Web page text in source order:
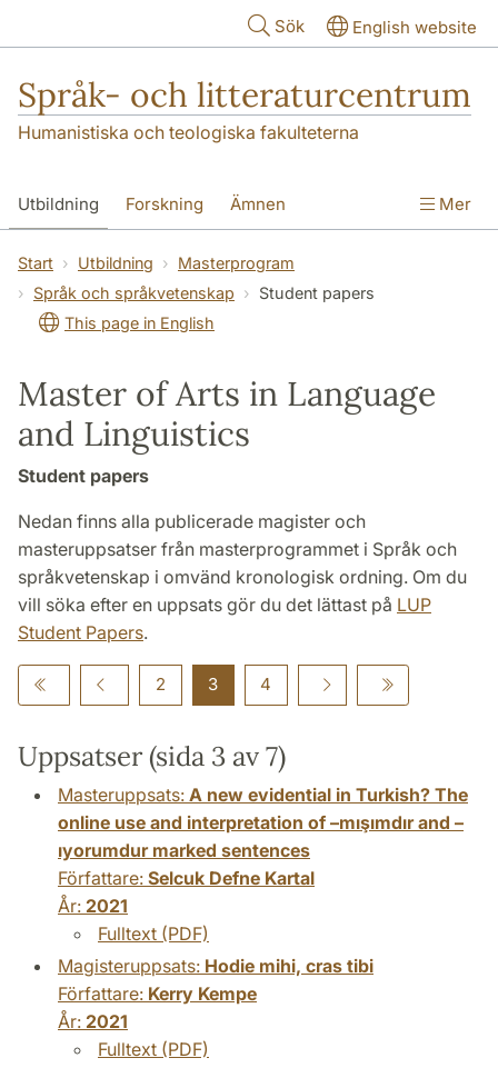
Sök English website
Språk- och litteraturcentrum
Humanistiska och teologiska fakulteterna
Utbildning Forskning Ämnen
SOL-husen Kontakt
översättning till svenska
Mer
Start Utbildning
Masterprogram
Språk och språkvetenskap
Student papers
This page in English
Master of Arts in Language
and Linguistics
Student papers
Nedan finns alla publicerade magister och
masteruppsatser från masterprogrammet i Språk och
språkvetenskap i omvänd kronologisk ordning. Om du
vill söka efter en uppsats gör du det lättast på LUP
Student Papers.
2 3 4
Uppsatser (sida 3 av 7)
Masteruppsats: A new evidential in Turkish? The
online use and interpretation of –mışımdır and –
ıyorumdur marked sentences
Författare: Selcuk Defne Kartal
År: 2021
Fulltext (PDF)
Magisteruppsats: Hodie mihi, cras tibi
Författare: Kerry Kempe
År: 2021
Fulltext (PDF)